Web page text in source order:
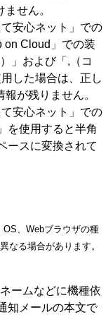
せん。
安心ネット」での
on Cloud」での装
」および「,（コ
した場合は、正し
が残りません。
安心ネット」での
を使用すると半角
ースに変換されて
、Webブラウザの種
なる場合があります。
ームなどに機種依
知メールの本文で